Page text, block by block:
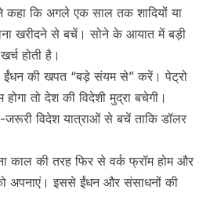
कहा कि अगले एक साल तक शादियों या
खरीदने से बचें। सोने के आयात में बड़ी
होती है।
ईंधन की खपत “बड़े संयम से” करें। पेट्रो
तो देश की विदेशी मुद्रा बचेगी।
जरूरी विदेश यात्राओं से बचें ताकि डॉलर
काल की तरह फिर से वर्क फ्रॉम होम और
अपनाएं। इससे ईंधन और संसाधनों की